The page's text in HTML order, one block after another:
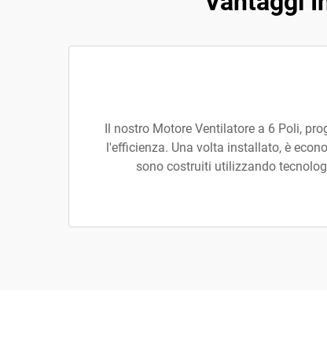
Il nostro Motore Ventilatore a 6 Poli,
l'efficienza. Una volta installato, è
sono costruiti utilizzando